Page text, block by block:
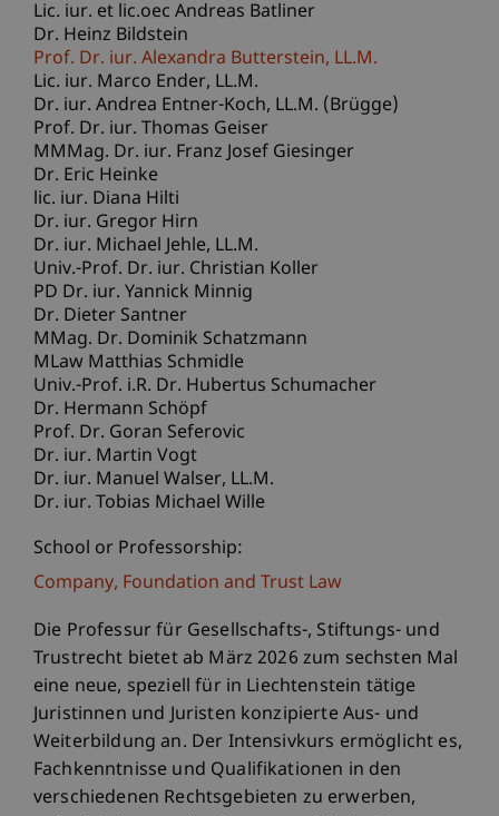
Lic. iur. et lic.oec Andreas Batliner
Dr. Heinz Bildstein
Prof. Dr. iur. Alexandra Butterstein LL.M.
Lic. iur. Marco Ender LL.M.
Dr. iur. Andrea Entner-Koch LL.M. (Brügge)
Prof. Dr. iur. Thomas Geiser
MMMag. Dr. iur. Franz Josef Giesinger
Dr. Eric Heinke
lic. iur. Diana Hilti
Dr. iur. Gregor Hirn
Dr. iur. MichaelJehle LL.M.
Univ.-Prof. Dr. iur. Christian Koller
PD Dr. iur. Yannick Minnig
Dr. Dieter Santner
MMag. Dr. Dominik Schatzmann
MLaw Matthias Schmidle
Univ.-Prof. i.R. Dr. Hubertus Schumacher
Dr. Hermann Schöpf
Prof. Dr. Goran Seferovic
Dr. iur. Martin Vogt
Dr. iur. Manuel Walser LL.M.
Dr. iur. Tobias Michael Wille
School or Professorship:
Company, Foundation and Trust Law
Die Professur für Gesellschafts-, Stiftungs- und
Trustrecht bietet ab März 2026 zum sechsten Mal
eine neue, speziell für in Liechtenstein tätige
Juristinnen und Juristen konzipierte Aus- und
Weiterbildung an. Der Intensivkurs ermöglicht es,
Fachkenntnisse und Qualifikationen in den
verschiedenen Rechtsgebieten zu erwerben,